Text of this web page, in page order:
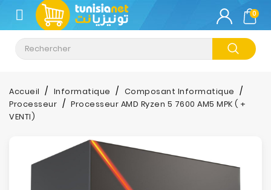
CATÉGORIE
Climatisation
Informatique
Téléphonie
Impression
0
Accueil Informatique
Composant Informatique
Processeur
Processeur AMD Ryzen 5 7600 AM5 MPK ( +
VENTI)